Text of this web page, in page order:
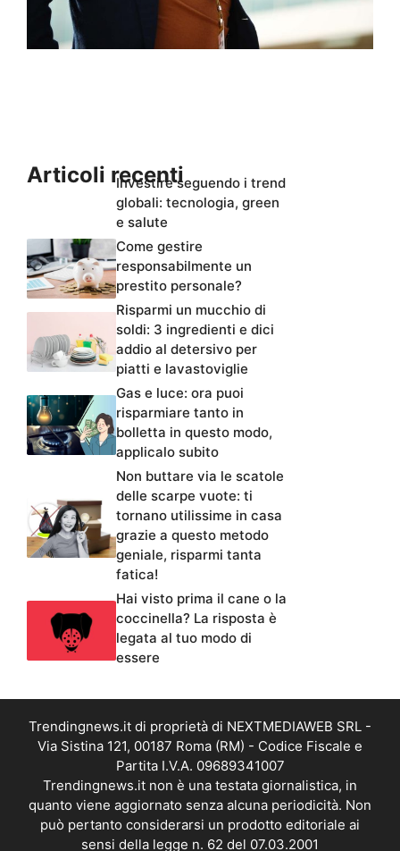
Articoli recentiInvestire seguendo i trend
globali: tecnologia, green
e salute
Come gestire
responsabilmente un
prestito personale?
Risparmi un mucchio di
soldi: 3 ingredienti e dici
addio al detersivo per
piatti e lavastoviglie
Gas e luce: ora puoi
risparmiare tanto in
bolletta in questo modo,
applicalo subito
Non buttare via le scatole
delle scarpe vuote: ti
tornano utilissime in casa
grazie a questo metodo
geniale, risparmi tanta
fatica!
Hai visto prima il cane o la
coccinella? La risposta è
legata al tuo modo di
essere
Trendingnews.it di proprietà di NEXTMEDIAWEB SRL -
Via Sistina 121, 00187 Roma (RM) - Codice Fiscale e
Partita I.V.A. 09689341007
Trendingnews.it non è una testata giornalistica, in
quanto viene aggiornato senza alcuna periodicità. Non
può pertanto considerarsi un prodotto editoriale ai
sensi della legge n. 62 del 07.03.2001